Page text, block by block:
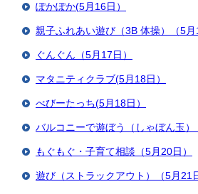
ぽかぽか(5月16日）
親子ふれあい遊び（3B 体操）（5月
ぐんぐん（5月17日）
マタニティクラブ(5月18日）
べびーたっち(5月18日）
バルコニーで遊ぼう（しゃぼん玉）
もぐもぐ・子育て相談（5月20日）
遊び（ストラックアウト）（5月21